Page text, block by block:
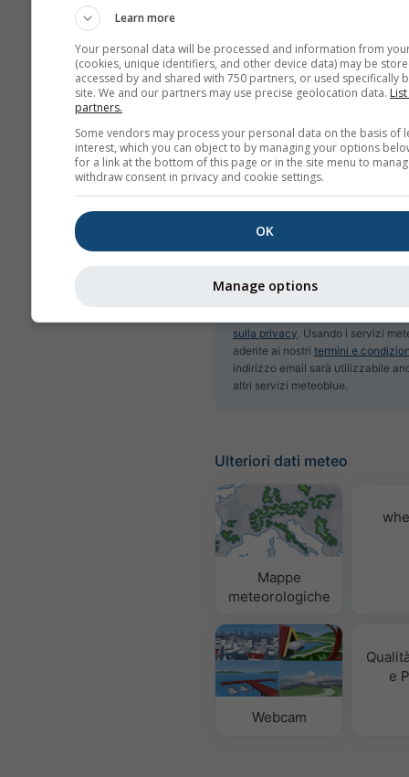
Sottoscrivete la
sulla privacy . Usando i servizi
aderite ai nostri termini e
indirizzo email sarà utilizzabile
altri servizi meteoblue.
Ulteriori dati meteo
Mappe
meteorologiche
Webcam
e
Learn more
Your personal data will be processed and information from
(cookies, unique identifiers, and other device data) may be
accessed by and shared with 750 partners, or used specifically
site. We and our partners may use precise geolocation data.
partners.
Some vendors may process your personal data on the basis of
interest, which you can object to by managing your options
for a link at the bottom of this page or in the site menu to
withdraw consent in privacy and cookie settings.
OK
Manage options